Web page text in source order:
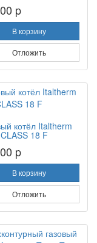
p
В корзину
Отложить
котёл Italtherm
18 F
p
В корзину
Отложить